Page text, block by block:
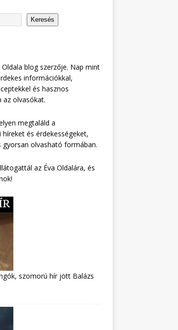
Keresés
Oldala blog szerzője. Nap mint
információkkal,
és hasznos
az olvasókat.
megtaláld a
híreket és érdekességeket,
gyorsan olvasható formában.
az Éva Oldalára, és
szomorú hír jött Balázs